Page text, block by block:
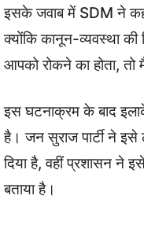
इसके जवाब में SDM ने
क्योंकि कानून-व्यवस्था की
आपको रोकने का होता, तो
इस घटनाक्रम के बाद
है। जन सुराज पार्टी ने इसे
दिया है, वहीं प्रशासन ने
बताया है।